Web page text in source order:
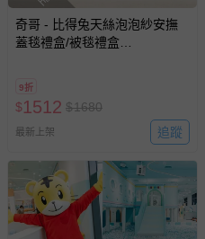
奇哥 - 比得兔天絲泡泡紗安撫
蓋毯禮盒/被毯禮盒
9折
$1512 $1680
最新上架 追蹤